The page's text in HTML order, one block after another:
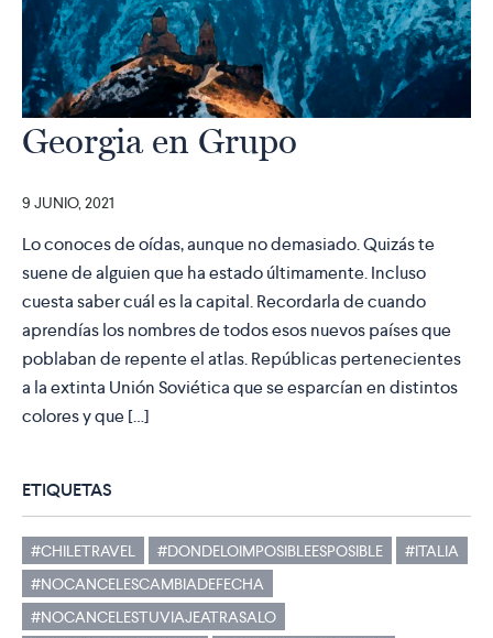
Georgia en Grupo
9 JUNIO, 2021
Lo conoces de oídas, aunque no demasiado. Quizás te
suene de alguien que ha estado últimamente. Incluso
cuesta saber cuál es la capital. Recordarla de cuando
aprendías los nombres de todos esos nuevos países que
poblaban de repente el atlas. Repúblicas pertenecientes
a la extinta Unión Soviética que se esparcían en distintos
colores y que […]
ETIQUETAS
#CHILETRAVEL #DONDELOIMPOSIBLEESPOSIBLE
#ITALIA
#NOCANCELESCAMBIADEFECHA
#NOCANCELESTUVIAJEATRASALO